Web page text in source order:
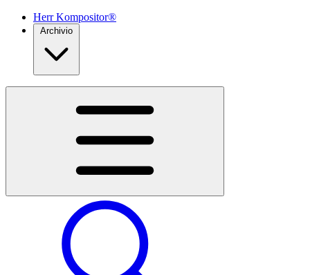
Herr Kompositor®
Archivio